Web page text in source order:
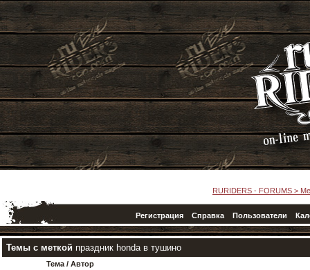
RURIDERS - FORUMS >
Регистрация Справка Пользователи
Темы с меткой праздник honda в тушино
Тема / Автор